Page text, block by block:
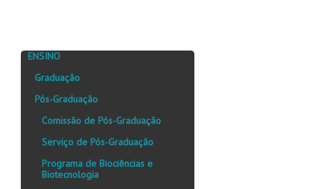
ENSINO
Graduação
Pós-Graduação
Comissão de Pós-Graduação
Serviço de Pós-Graduação
Programa de Biociências e
Biotecnologia